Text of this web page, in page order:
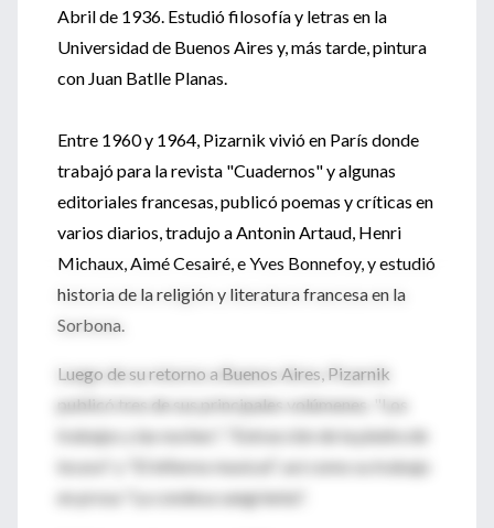
Abril de 1936. Estudió filosofía y letras en la
Universidad de Buenos Aires y, más tarde, pintura
con Juan Batlle Planas.
Entre 1960 y 1964, Pizarnik vivió en París donde
trabajó para la revista "Cuadernos" y algunas
editoriales francesas, publicó poemas y críticas en
varios diarios, tradujo a Antonin Artaud, Henri
Michaux, Aimé Cesairé, e Yves Bonnefoy, y estudió
historia de la religión y literatura francesa en la
Sorbona.
Luego de su retorno a Buenos Aires, Pizarnik
publicó tres de sus principales volúmenes, "Los
trabajos y las noches", "Extracción de la piedra de
locura" y "El infierno musical", así como su trabajo
en prosa "La condesa sangrienta".